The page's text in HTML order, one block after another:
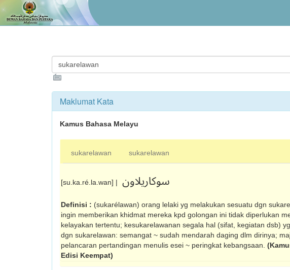
Maklumat Kata
Kamus Bahasa Melayu
sukarelawan sukarelawan
[su.ka.ré.la.wan] | سوکاريلاون
Definisi : (sukarélawan) orang lelaki yg melakukan sesuatu dgn
ingin memberikan khidmat mereka kpd golongan ini tidak diperlukan
kelayakan tertentu; kesukarelawanan segala hal (sifat, kegiatan dsb)
dgn sukarelawan: semangat ~ sudah mendarah daging dlm dirinya;
pelancaran pertandingan menulis esei ~ peringkat kebangsaan.
Edisi Keempat)